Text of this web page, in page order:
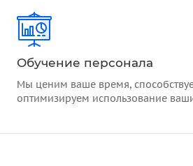
Обучение персонала
Мы ценим ваше время,
оптимизируем использование